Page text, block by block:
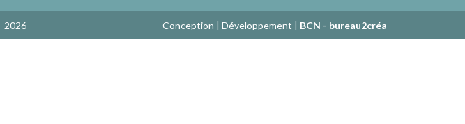
2026 Conception | Développement | BCN - bureau2créa